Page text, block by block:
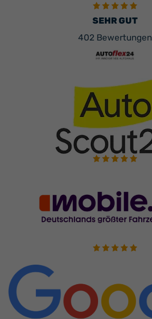
SEHR GUT
402 Bewertungen